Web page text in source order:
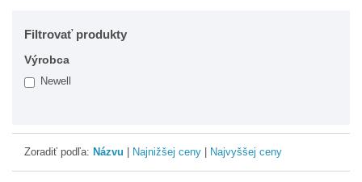
Brašne Batohy Púzdra
Čistenie optiky a snímačov
Filtrovať produkty
Výrobca
Newell
Zoradiť podľa: Názvu Najnižšej ceny Najvyššej ceny